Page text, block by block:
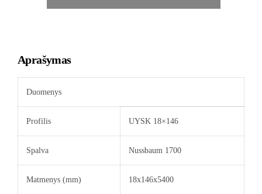
Aprašymas
Duomenys
Profilis UYSK 18×146
Spalva Nussbaum 1700
Matmenys (mm) 18x146x5400